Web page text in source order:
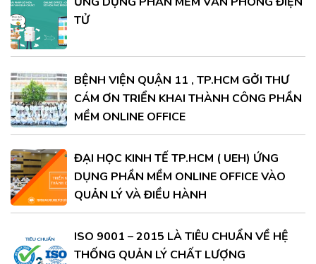
TỬ
BỆNH VIỆN QUẬN 11 , TP.HCM GỞI THƯ
CÁM ƠN TRIỂN KHAI THÀNH CÔNG PHẦN
MỀM ONLINE OFFICE
ĐẠI HỌC KINH TẾ TP.HCM ( UEH) ỨNG
DỤNG PHẦN MỀM ONLINE OFFICE VÀO
QUẢN LÝ VÀ ĐIỀU HÀNH
ISO 9001 – 2015 LÀ TIÊU CHUẨN VỀ HỆ
THỐNG QUẢN LÝ CHẤT LƯỢNG